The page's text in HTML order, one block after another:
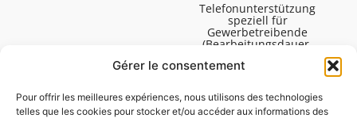
Gérer le consentement
Pour offrir les meilleures expériences, nous utilisons des technologies
telles que les cookies pour stocker et/ou accéder aux informations des
Telefonunterstützung
speziell für
Gewerbetreibende
(Bearbeitungsdauer,
technische Assistenz usw.).
Montag bis Freitag von